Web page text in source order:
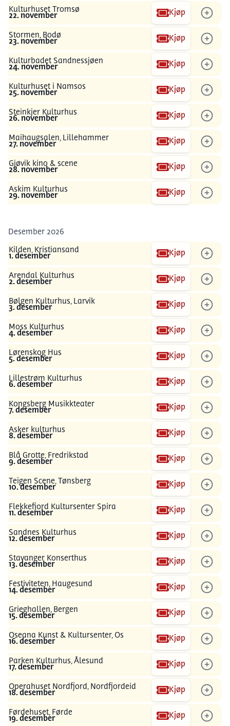
Kulturhuset Tromsø
22. november Kjøp
Stormen, Bodø
23. november Kjøp
Kulturbadet Sandnessjøen
24. november Kjøp
Kulturhuset i Namsos
25. november Kjøp
Steinkjer Kulturhus
26. november Kjøp
Maihaugsalen, Lillehammer
27. november Kjøp
Gjøvik kino & scene
28. november Kjøp
Askim Kulturhus
29. november Kjøp
Desember 2026
Kilden, Kristiansand
1. desember Kjøp
Arendal Kulturhus
2. desember Kjøp
Bølgen Kulturhus, Larvik
3. desember Kjøp
Moss Kulturhus
4. desember Kjøp
Lørenskog Hus
5. desember Kjøp
Lillestrøm Kulturhus
6. desember Kjøp
Kongsberg Musikkteater
7. desember Kjøp
Asker kulturhus
8. desember Kjøp
Blå Grotte, Fredrikstad
9. desember Kjøp
Teigen Scene, Tønsberg
10. desember Kjøp
Flekkefjord Kultursenter Spira
11. desember Kjøp
Sandnes Kulturhus
12. desember Kjøp
Stavanger Konserthus
13. desember Kjøp
Festiviteten, Haugesund
14. desember Kjøp
Grieghallen, Bergen
15. desember Kjøp
Oseana Kunst & Kultursenter, Os
16. desember Kjøp
Parken Kulturhus, Ålesund
17. desember Kjøp
Operahuset Nordfjord, Nordfjordeid
18. desember Kjøp
Førdehuset, Førde
19. desember Kjøp